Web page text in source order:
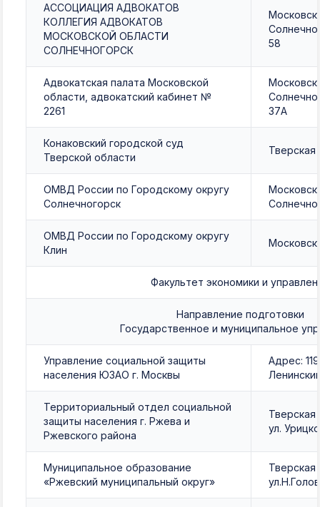
АССОЦИАЦИЯ АДВОКАТОВ
КОЛЛЕГИЯ АДВОКАТОВ
МОСКОВСКОЙ ОБЛАСТИ
СОЛНЕЧНОГОРСК
58
Адвокатская палата Московской
области, адвокатский кабинет №
2261
37А
Конаковский городской суд
Тверской области
Тверская
ОМВД России по Городскому округу
Солнечногорск
ОМВД России по Городскому округу
Клин
Факультет экономики и
Направление подготовки
Государственное и муниципальное
Управление социальной защиты
населения ЮЗАО г. Москвы
Адрес:
Территориальный отдел социальной
защиты населения г. Ржева и
Ржевского района
ул.
Муниципальное образование
«Ржевский муниципальный округ»
Тверская